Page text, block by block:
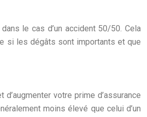
le cas d’un accident 50/50. Cela
si les dégâts sont importants et que
votre prime d’assurance
moins élevé que celui d’un